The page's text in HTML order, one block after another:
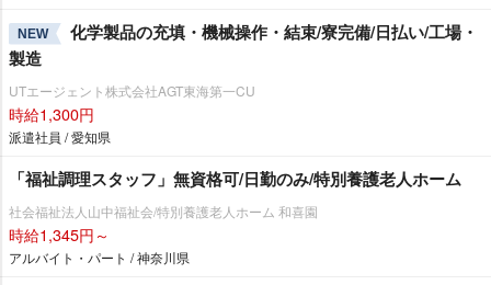
NEW
化学製品の充填・機械操作・結束/寮完備/日払い/工場・
製造
UTエージェント株式会社AGT東海第一CU
時給1,300円
派遣社員 / 愛知県
「福祉調理スタッフ」無資格可/日勤のみ/特別養護老人ホーム
社会福祉法人山中福祉会/特別養護老人ホーム 和喜園
時給1,345円～
アルバイト・パート / 神奈川県